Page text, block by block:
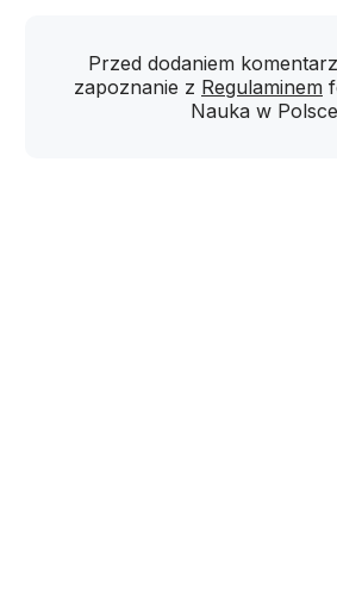
Przed dodaniem
zapoznanie z Regulaminem
Nauka w